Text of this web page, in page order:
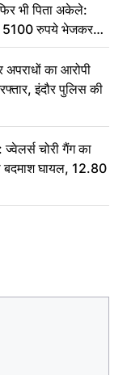
भी पिता अकेले:
5100 रुपये भेजकर
हम नहीं आ पाएंगे
का आरोपी
इंदौर पुलिस की
चोरी गैंग का
बदमाश घायल, 12.80